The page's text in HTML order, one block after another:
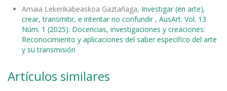
Amaia Lekerikabeaskoa Gaztañaga, Investigar (en arte),
crear, transmitir, e intentar no confundir , AusArt: Vol. 13
Núm. 1 (2025): Docencias, investigaciones y creaciones:
Reconocimiento y aplicaciones del saber específico del arte
y su transmisión
Artículos similares